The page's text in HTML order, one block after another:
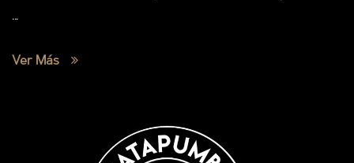
...
Ver Más